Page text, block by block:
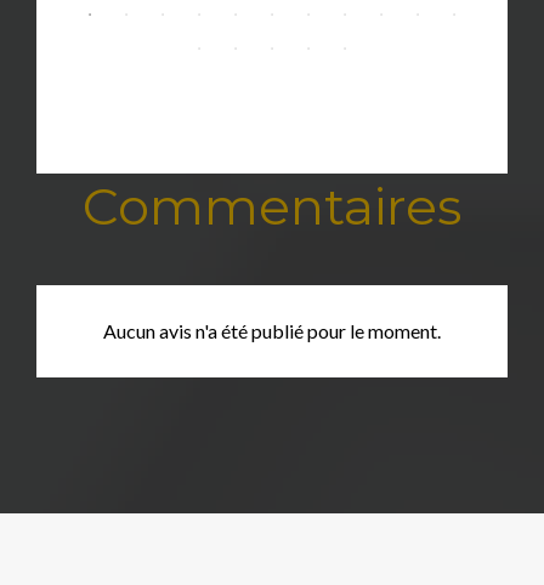
Commentaires
Aucun avis n'a été publié pour le moment.